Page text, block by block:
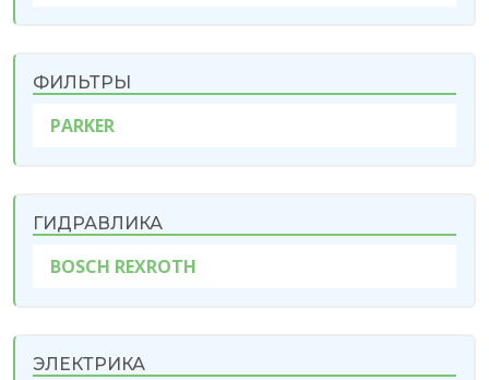
ФИЛЬТРЫ
PARKER
ГИДРАВЛИКА
BOSCH REXROTH
ЭЛЕКТРИКА